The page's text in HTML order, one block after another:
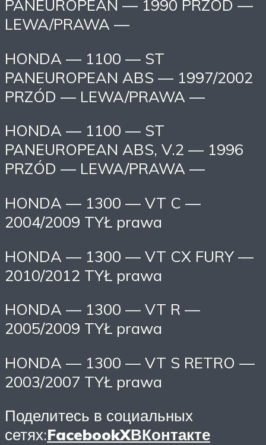
PANEUROPEAN — 1990 PRZÓD —
LEWA/PRAWA —
HONDA — 1100 — ST
PANEUROPEAN ABS — 1997/2002
PRZÓD — LEWA/PRAWA —
HONDA — 1100 — ST
PANEUROPEAN ABS, V.2 — 1996
PRZÓD — LEWA/PRAWA —
HONDA — 1300 — VT C —
2004/2009 TYŁ prawa
HONDA — 1300 — VT CX FURY —
2010/2012 TYŁ prawa
HONDA — 1300 — VT R —
2005/2009 TYŁ prawa
HONDA — 1300 — VT S RETRO —
2003/2007 TYŁ prawa
Поделитесь в социальных
сетях:FacebookXВКонтакте